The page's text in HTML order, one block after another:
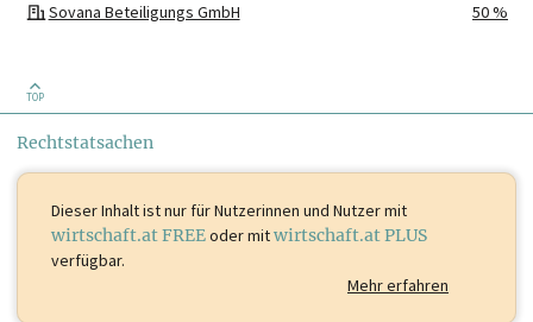
Sovana Beteiligungs GmbH
50 %
TOP
Rechtstatsachen
Dieser Inhalt istnur für Nutzerinnen und Nutzer mit
wirtschaft.at FREEoder mitwirtschaft.at PLUS
verfügbar.
Mehr erfahren